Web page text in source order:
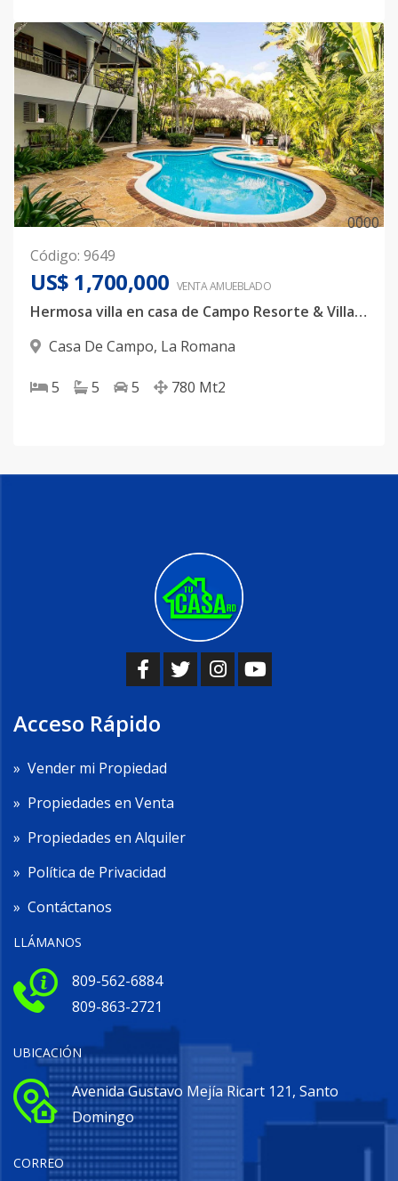
0000
Código: 9649
US$ 1,700,000 VENTA AMUEBLADO
Hermosa villa en casa de Campo Resorte & Villas por solo $1.7mm
Casa De Campo, La Romana
5 5 5 780 Mt2
Acceso Rápido
» Vender mi Propiedad
» Propiedades en Venta
» Propiedades en Alquiler
» Política de Privacidad
» Contáctanos
LLÁMANOS
809-562-6884
809-863-2721
UBICACIÓN
Avenida Gustavo Mejía Ricart 121, Santo
Domingo
CORREO